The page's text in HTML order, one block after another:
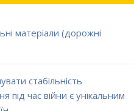
матеріали (дорожні
стабільність
під час війни є унікальним